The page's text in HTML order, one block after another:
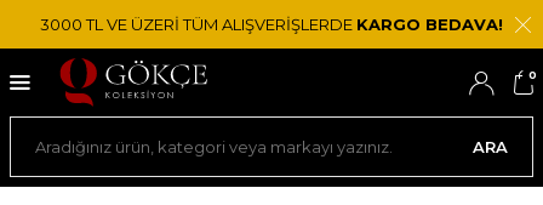
3000 TL VE ÜZERİ TÜM ALIŞVERİŞLERDE KARGO BEDAVA!
ARA
0